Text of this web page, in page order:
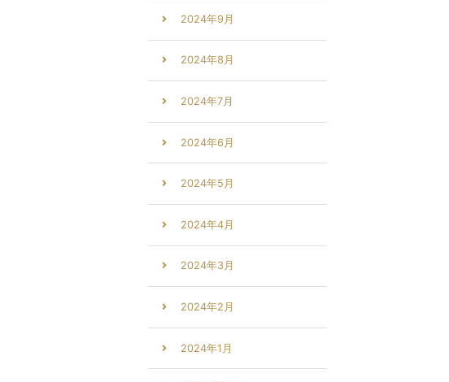
2024年9月
2024年8月
2024年7月
2024年6月
2024年5月
2024年4月
2024年3月
2024年2月
2024年1月